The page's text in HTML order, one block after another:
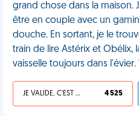
grand chose dans la maison.
être en couple avec un
douche. En sortant, je le
train de lire Astérix et Obélix,
vaisselle toujours dans l'évier.
JE VALIDE, C'EST UNE VDM 4 525